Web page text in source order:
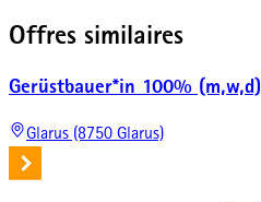
Offres similaires
Gerüstbauer*in 100% (m,w,d)
Glarus (8750 Glarus)